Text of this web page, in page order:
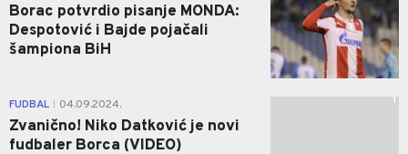
Borac potvrdio pisanje MONDA:
Despotović i Bajde pojačali
šampiona BiH
FUDBAL 04.09.2024.
Zvanično! Niko Datković je novi
fudbaler Borca (VIDEO)
1